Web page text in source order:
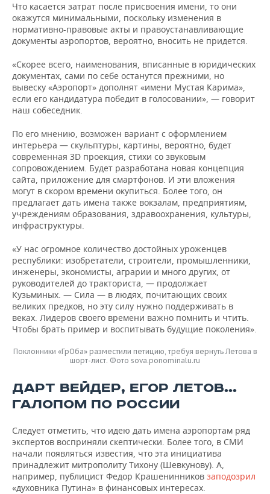
Что касается затрат после присвоения имени, то они
окажутся минимальными, поскольку изменения в
нормативно-правовые акты и правоустанавливающие
документы аэропортов, вероятно, вносить не придется.
«Скорее всего, наименования, вписанные в юридических
документах, сами по себе останутся прежними, но
вывеску «Аэропорт» дополнят «имени Мустая Карима»,
если его кандидатура победит в голосовании», — говорит
наш собеседник.
По его мнению, возможен вариант с оформлением
интерьера — скульптуры, картины, вероятно, будет
современная 3D проекция, стихи со звуковым
сопровождением. Будет разработана новая концепция
сайта, приложение для смартфонов. И эти вложения
могут в скором времени окупиться. Более того, он
предлагает дать имена также вокзалам, предприятиям,
учреждениям образования, здравоохранения, культуры,
инфраструктуры.
«У нас огромное количество достойных уроженцев
республики: изобретатели, строители, промышленники,
инженеры, экономисты, аграрии и много других, от
руководителей до тракториста, — продолжает
Кузьминых. — Сила — в людях, почитающих своих
великих предков, но эту силу нужно поддерживать в
веках. Лидеров своего времени важно помнить и чтить.
Чтобы брать пример и воспитывать будущие поколения».
Поклонники «ГрОба» разместили петицию, требуя вернуть Летова в
шорт-лист. Фото sova.ponominalu.ru
ДАРТ ВЕЙДЕР, ЕГОР ЛЕТОВ…
ГАЛОПОМ ПО РОССИИ
Следует отметить, что идею дать имена аэропортам ряд
экспертов восприняли скептически. Более того, в СМИ
начали появляться известия, что эта инициатива
принадлежит митрополиту Тихону (Шевкунову). А,
например, публицист Федор Крашенинников заподозрил
«духовника Путина» в финансовых интересах.